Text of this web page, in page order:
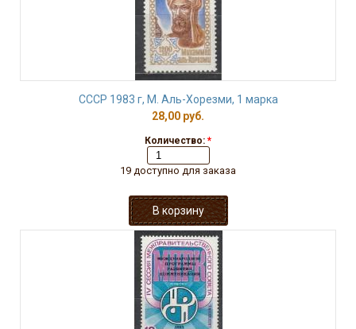
СССР 1983 г, М. Аль-Хорезми, 1 марка
28,00 руб.
Количество: *
19 доступно для заказа